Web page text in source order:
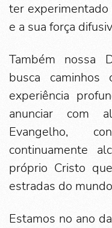
ter experimentado
e a sua força
Também nossa
busca caminhos
experiência
anunciar com
Evangelho,
continuamente
próprio Cristo
estradas do
Estamos no ano